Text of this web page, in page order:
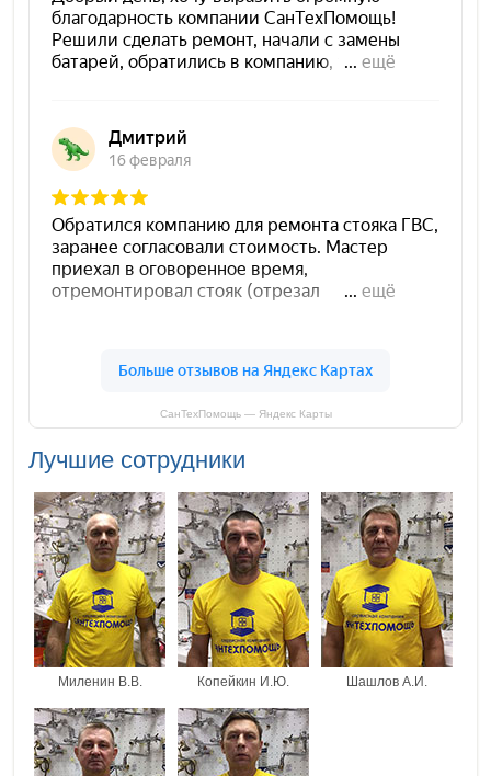
СанТехПомощь — Яндекс Карты
Лучшие сотрудники
Миленин В.В. Копейкин И.Ю. Шашлов А.И.